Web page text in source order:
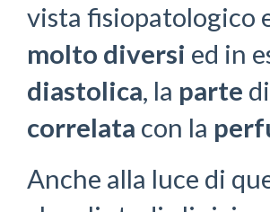
vista fisiopatologico
molto diversi ed in
diastolica, la parte
correlata con la
Anche alla luce di